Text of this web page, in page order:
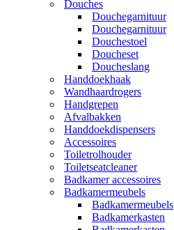
Douches
Douchegarnituur
Douchegarnituur
Douchestoel
Doucheset
Doucheslang
Handdoekhaak
Wandhaardrogers
Handgrepen
Afvalbakken
Handdoekdispensers
Accessoires
Toiletrolhouder
Toiletseatcleaner
Badkamer accessoires
Badkamermeubels
Badkamermeubels
Badkamerkasten